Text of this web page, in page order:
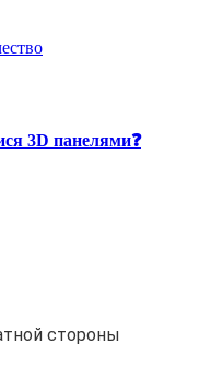
3D панелями❓
стороны